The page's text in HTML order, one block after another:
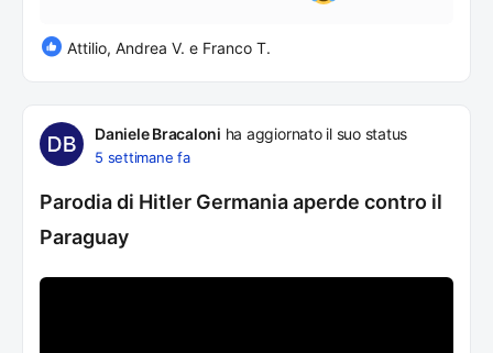
Attilio, Andrea V. e Franco T.
Daniele Bracaloni ha aggiornato il suo status
5 settimane fa
Parodia di Hitler Germania aperde contro il
Paraguay